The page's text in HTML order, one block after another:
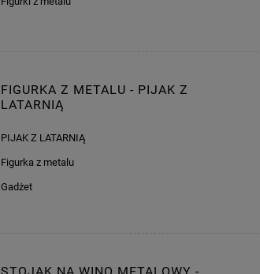
FIGURKA Z METALU - PIJAK Z
LATARNIĄ
PIJAK Z LATARNIĄ
Figurka z metalu
Gadżet